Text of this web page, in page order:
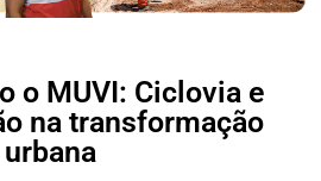
o MUVI: Ciclovia e
na transformação
urbana